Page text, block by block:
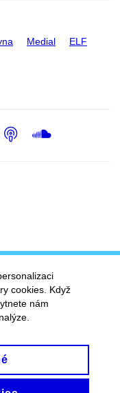
Medial ELF
Podcast
cookies. Když
nám